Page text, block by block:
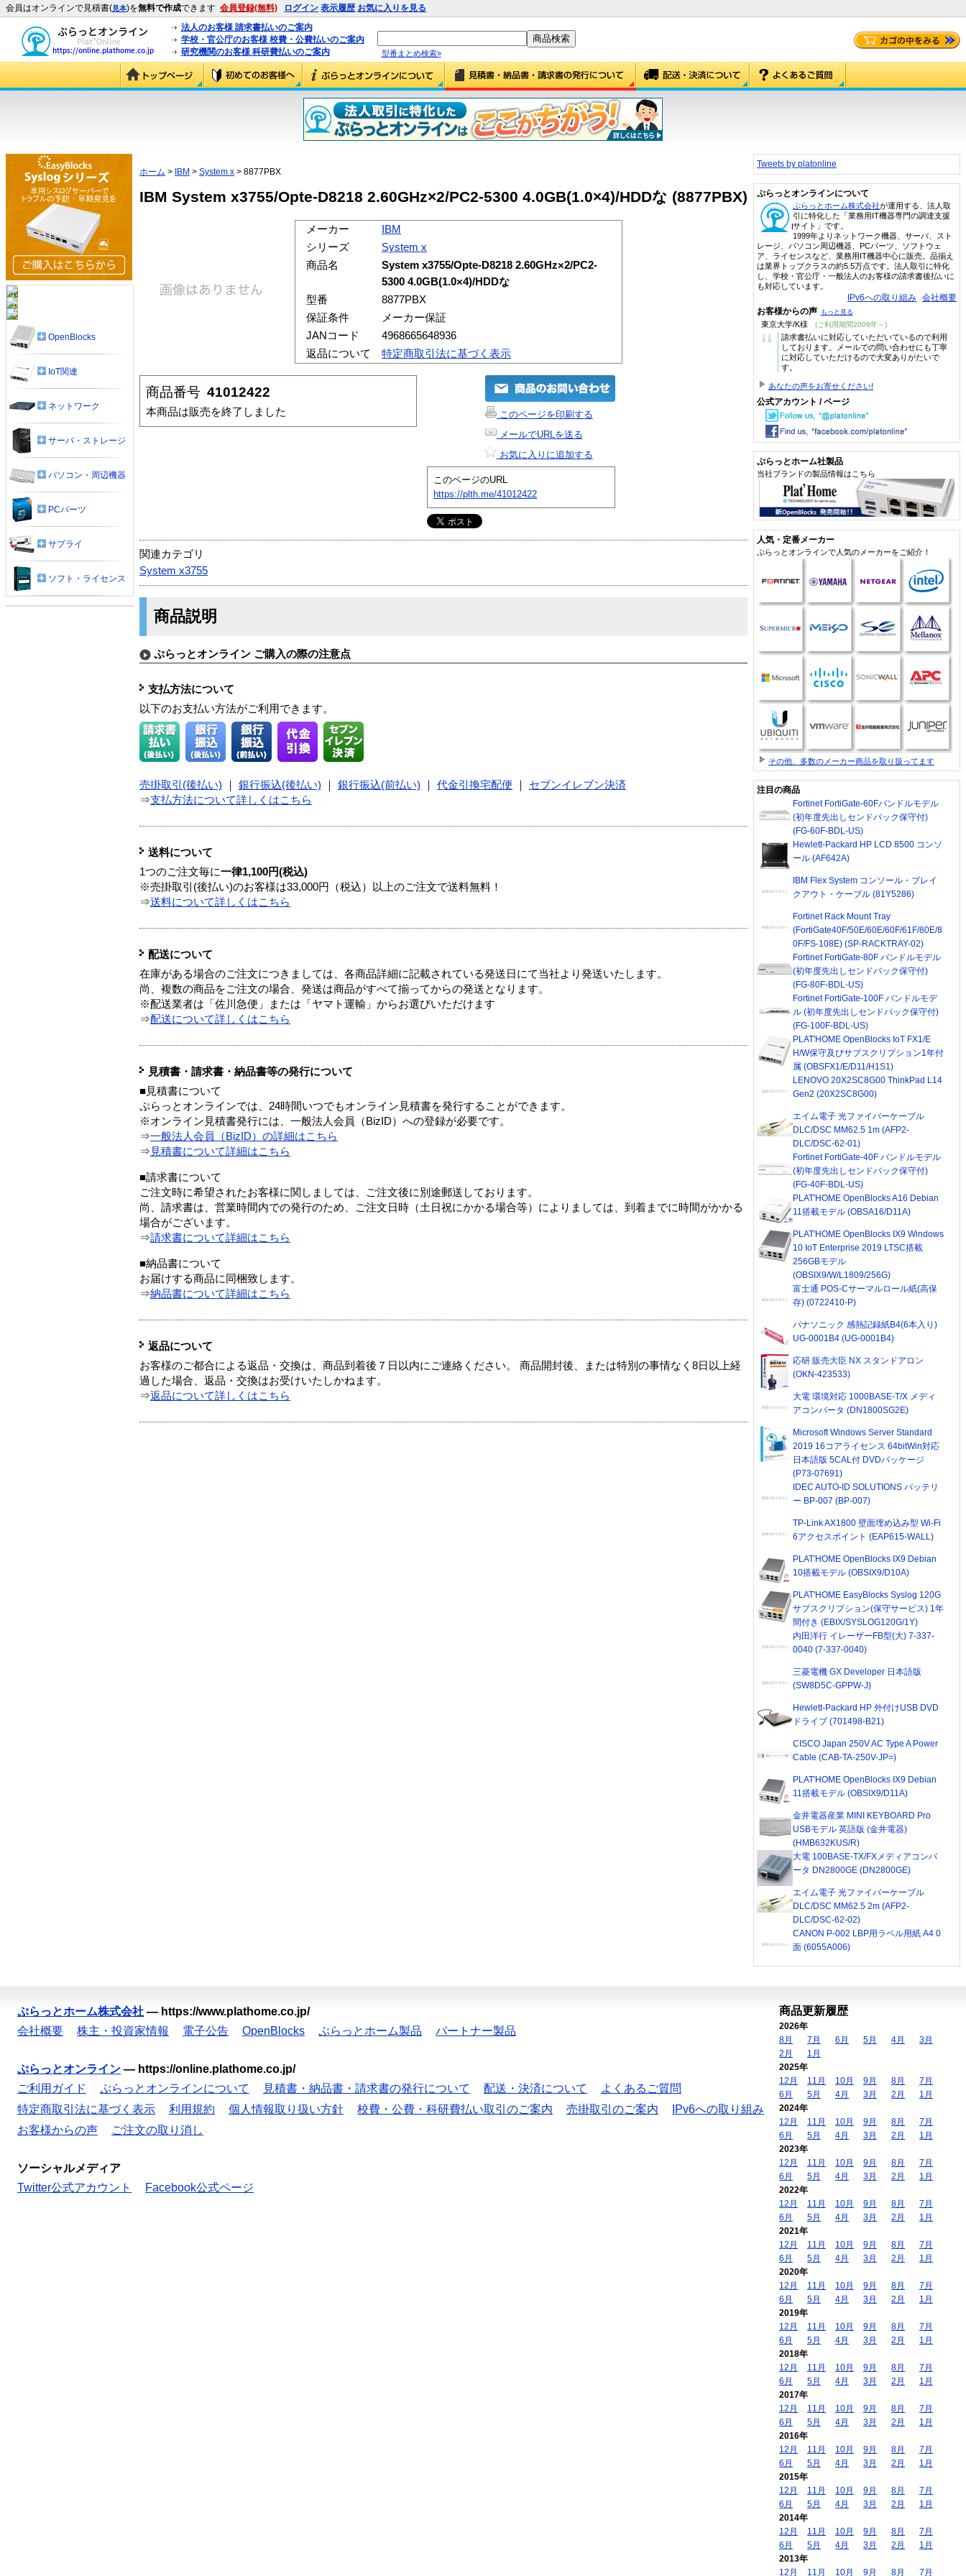
会員はオンラインで見積書(見本)を無料で作成できます 会員登録(無料) ログイン 表示履歴 お気に入りを見る
法人のお客様 請求書払いのご案内
学校・官公庁のお客様 校費・公費払いのご案内
研究機関のお客様 科研費払いのご案内
型番まとめ検索»
ホーム > IBM > System x > 8877PBX
IBM System x3755/Opte-D8218 2.60GHz×2/PC2-5300 4.0GB(1.0×4)/HDDな (8877PBX)
メーカー
IBM
シリーズ
System x
商品名
System x3755/Opte-D8218 2.60GHz×2/PC2-
5300 4.0GB(1.0×4)/HDDな
型番
8877PBX
保証条件
メーカー保証
JANコード
4968665648936
返品について
特定商取引法に基づく表示
商品番号 41012422
本商品は販売を終了しました
このページを印刷する
メールでURLを送る
お気に入りに追加する
このページのURL
https://plth.me/41012422
関連カテゴリ
System x3755
商品説明
ぷらっとオンライン ご購入の際の注意点
支払方法について
以下のお支払い方法がご利用できます。
売掛取引(後払い) 銀行振込(後払い) 銀行振込(前払い) 代金引換宅配便
セブンイレブン決済
⇒支払方法について詳しくはこちら
送料について
1つのご注文毎に一律1,100円(税込)
※売掛取引(後払い)のお客様は33,000円（税込）以上のご注文で送料無料！
⇒送料について詳しくはこちら
配送について
在庫がある場合のご注文につきましては、各商品詳細に記載されている発送日にて当社より発送いたします。
尚、複数の商品をご注文の場合、発送は商品がすべて揃ってからの発送となります。
※配送業者は「佐川急便」または「ヤマト運輸」からお選びいただけます
⇒配送について詳しくはこちら
見積書・請求書・納品書等の発行について
■見積書について
ぷらっとオンラインでは、24時間いつでもオンライン見積書を発行することができます。
※オンライン見積書発行には、一般法人会員（BizID）への登録が必要です。
⇒一般法人会員（BizID）の詳細はこちら
⇒ 見積書について詳細はこちら
■請求書について
ご注文時に希望されたお客様に関しましては、ご注文後に別途郵送しております。
尚、請求書は、営業時間内での発行のため、ご注文日時（土日祝にかかる場合等）によりましては、到着までに時間がかかる
場合がございます。
⇒請求書について詳細はこちら
■納品書について
お届けする商品に同梱致します。
⇒納品書について詳細はこちら
返品について
お客様のご都合による返品・交換は、商品到着後７日以内にご連絡ください。 商品開封後、または特別の事情なく8日以上経
過した場合、返品・交換はお受けいたしかねます。
⇒返品について詳しくはこちら
OpenBlocks
IoT関連
ネットワーク
サーバ・ストレージ
パソコン・周辺機器
PCパーツ
サプライ
ソフト・ライセンス
Tweets by platonline
ぷらっとオンラインについて
ぷらっとホーム株式会社が運用する、法人取
引に特化した「業務用IT機器専門の調達支援
サイト」です。
1999年よりネットワーク機器、サーバ、スト
レージ、パソコン周辺機器、PCパーツ、ソフトウェ
ア、ライセンスなど、業務用IT機器中心に販売。品揃え
は業界トップクラスの約5.5万点です。法人取引に特化
し、学校・官公庁・一般法人のお客様の請求書後払いに
も対応しています。
IPv6への取り組み 会社概要
お客様からの声 もっと見る
東京大学/K様 (ご利用期間2009年～)
“
請求書払いに対応していただいているので利用
しております。メールでの問い合わせにも丁寧
に対応していただけるので大変ありがたいで
す。
あなたの声をお寄せください!
公式アカウント / ページ
ぷらっとホーム社製品
当社ブランドの製品情報はこちら
人気・定番メーカー
ぷらっとオンラインで人気のメーカーをご紹介！
その他、多数のメーカー商品を取り扱ってます
注目の商品
Fortinet FortiGate-60Fバンドルモデル
(初年度先出しセンドバック保守付)
(FG-60F-BDL-US)
Hewlett-Packard HP LCD 8500 コンソ
ール (AF642A)
IBM Flex System コンソール・ブレイ
クアウト・ケーブル (81Y5286)
Fortinet Rack Mount Tray
(FortiGate40F/50E/60E/60F/61F/80E/8
0F/FS-108E) (SP-RACKTRAY-02)
Fortinet FortiGate-80F バンドルモデル
(初年度先出しセンドバック保守付)
(FG-80F-BDL-US)
Fortinet FortiGate-100F バンドルモデ
ル (初年度先出しセンドバック保守付)
(FG-100F-BDL-US)
PLAT'HOME OpenBlocks IoT FX1/E
H/W保守及びサブスクリプション1年付
属 (OBSFX1/E/D11/H1S1)
LENOVO 20X2SC8G00 ThinkPad L14
Gen2 (20X2SC8G00)
エイム電子 光ファイバーケーブル
DLC/DSC MM62.5 1m (AFP2-
DLC/DSC-62-01)
Fortinet FortiGate-40F バンドルモデル
(初年度先出しセンドバック保守付)
(FG-40F-BDL-US)
PLAT'HOME OpenBlocks A16 Debian
11搭載モデル (OBSA16/D11A)
PLAT'HOME OpenBlocks IX9 Windows
10 IoT Enterprise 2019 LTSC搭載
256GBモデル
(OBSIX9/W/L1809/256G)
富士通 POS-Cサーマルロール紙(高保
存) (0722410-P)
パナソニック 感熱記録紙B4(6本入り)
UG-0001B4 (UG-0001B4)
応研 販売大臣 NX スタンドアロン
(OKN-423533)
大電 環境対応 1000BASE-T/X メディ
アコンバータ (DN1800SG2E)
Microsoft Windows Server Standard
2019 16コアライセンス 64bitWin対応
日本語版 5CAL付 DVDパッケージ
(P73-07691)
IDEC AUTO-ID SOLUTIONS バッテリ
ー BP-007 (BP-007)
TP-Link AX1800 壁面埋め込み型 Wi-Fi
6アクセスポイント (EAP615-WALL)
PLAT'HOME OpenBlocks IX9 Debian
10搭載モデル (OBSIX9/D10A)
PLAT'HOME EasyBlocks Syslog 120G
サブスクリプション(保守サービス) 1年
間付き (EBIX/SYSLOG120G/1Y)
内田洋行 イレーザーFB型(大) 7-337-
0040 (7-337-0040)
三菱電機 GX Developer 日本語版
(SW8D5C-GPPW-J)
Hewlett-Packard HP 外付けUSB DVD
ドライブ (701498-B21)
CISCO Japan 250V AC Type A Power
Cable (CAB-TA-250V-JP=)
PLAT'HOME OpenBlocks IX9 Debian
11搭載モデル (OBSIX9/D11A)
金井電器産業 MINI KEYBOARD Pro
USBモデル 英語版 (金井電器)
(HMB632KUS/R)
大電 100BASE-TX/FXメディアコンバ
ータ DN2800GE (DN2800GE)
エイム電子 光ファイバーケーブル
DLC/DSC MM62.5 2m (AFP2-
DLC/DSC-62-02)
CANON P-002 LBP用ラベル用紙 A4 0
面 (6055A006)
ぷらっとホーム株式会社 — https://www.plathome.co.jp/
会社概要
株主・投資家情報 電子公告 OpenBlocks ぷらっとホーム製品 パートナー製品
ぷらっとオンライン — https://online.plathome.co.jp/
ご利用ガイド
ぷらっとオンラインについて 見積書・納品書・請求書の発行について 配送・決済について
よくあるご質問
特定商取引法に基づく表示
利用規約 個人情報取り扱い方針 校費・公費・科研費払い取引のご案内 売掛取引のご案内
IPv6への取り組み
お客様からの声
ご注文の取り消し
ソーシャルメディア
Twitter公式アカウント
Facebook公式ページ
商品更新履歴
2026年
8月
7月 6月 5月 4月
3月
2月
1月
2025年
12月
11月 10月 9月 8月
7月
6月
5月 4月 3月 2月
1月
2024年
12月
11月 10月 9月 8月
7月
6月
5月 4月 3月 2月
1月
2023年
12月
11月 10月 9月 8月
7月
6月
5月 4月 3月 2月
1月
2022年
12月
11月 10月 9月 8月
7月
6月
5月 4月 3月 2月
1月
2021年
12月
11月 10月 9月 8月
7月
6月
5月 4月 3月 2月
1月
2020年
12月
11月 10月 9月 8月
7月
6月
5月 4月 3月 2月
1月
2019年
12月
11月 10月 9月 8月
7月
6月
5月 4月 3月 2月
1月
2018年
12月
11月 10月 9月 8月
7月
6月
5月 4月 3月 2月
1月
2017年
12月
11月 10月 9月 8月
7月
6月
5月 4月 3月 2月
1月
2016年
12月
11月 10月 9月 8月
7月
6月
5月 4月 3月 2月
1月
2015年
12月
11月 10月 9月 8月
7月
6月
5月 4月 3月 2月
1月
2014年
12月
11月 10月 9月 8月
7月
6月
5月 4月 3月 2月
1月
2013年
12月
11月 10月 9月 8月 7月